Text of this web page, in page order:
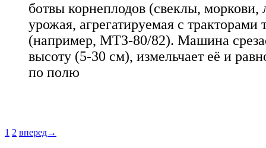
ботвы корнеплодов (свеклы, моркови,
урожая, агрегатируемая с тракторами
(например, МТЗ-80/82). Машина
высоту (5-30 см), измельчает её и
по полю
1 2 вперед→